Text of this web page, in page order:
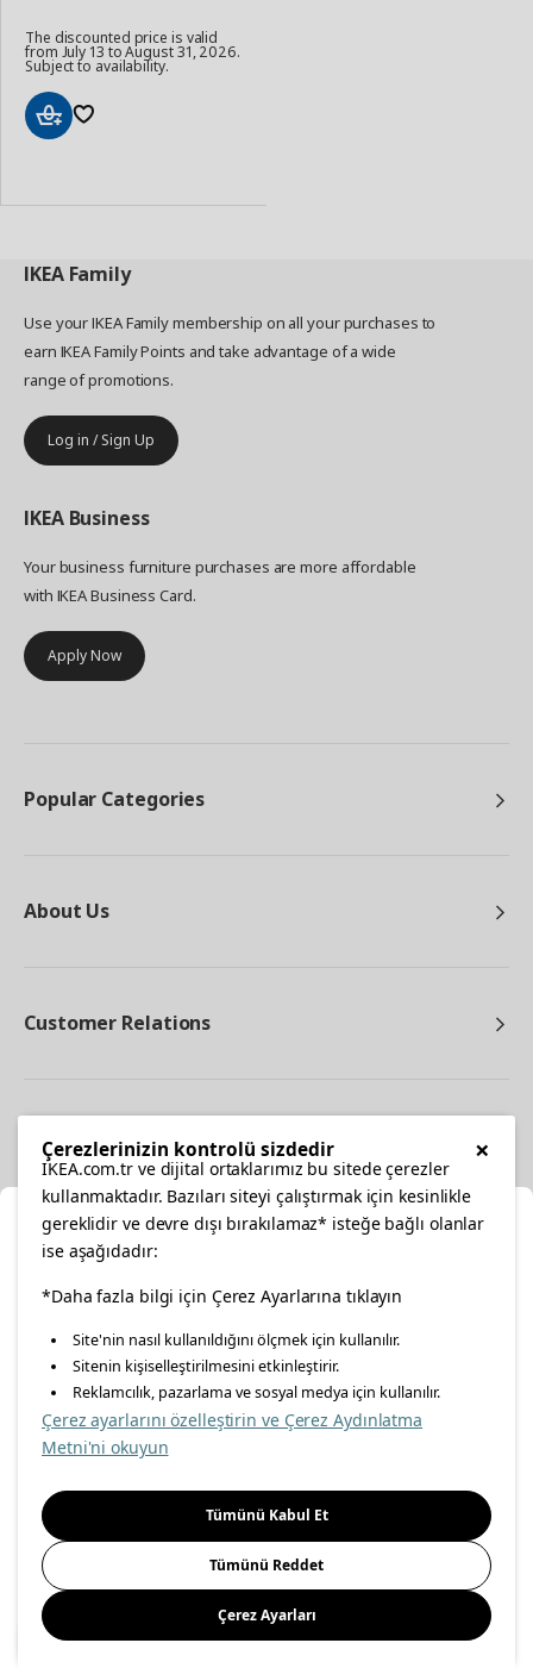
The discounted price is valid
from July 13 to August 31, 2026.
Subject to availability.
IKEA Family
Use your IKEA Family membership on all your purchases to
earn IKEA Family Points and take advantage of a wide
range of promotions.
Log in / Sign Up
IKEA Business
Your business furniture purchases are more affordable
with IKEA Business Card.
Apply Now
Popular Categories
About Us
Customer Relations
facebooktwitterinstagrampinterestyoutube
linkedin
Energy Policy Information Security Policy
Food Safety Policy
Important Notice Privacy Agreement Personal Data Protection
Cookie Policy
© Inter IKEA Systems B.V 1999-
Select Location
Please select to see the content specific to your delivery
location for your orders from Online Store.
Select a city first
Please select
Save
×
Çerezlerinizin kontrolü sizdedir
IKEA.com.tr ve dijital ortaklarımız bu sitede çerezler
kullanmaktadır. Bazıları siteyi çalıştırmak için kesinlikle
gereklidir ve devre dışı bırakılamaz* isteğe bağlı olanlar
ise aşağıdadır:
*Daha fazla bilgi için Çerez Ayarlarına tıklayın
Site'nin nasıl kullanıldığını ölçmek için kullanılır.
Sitenin kişiselleştirilmesini etkinleştirir.
Reklamcılık, pazarlama ve sosyal medya için kullanılır.
Çerez ayarlarını özelleştirin ve Çerez Aydınlatma
Metni'ni okuyun
Tümünü Kabul Et
Tümünü Reddet
Çerez Ayarları